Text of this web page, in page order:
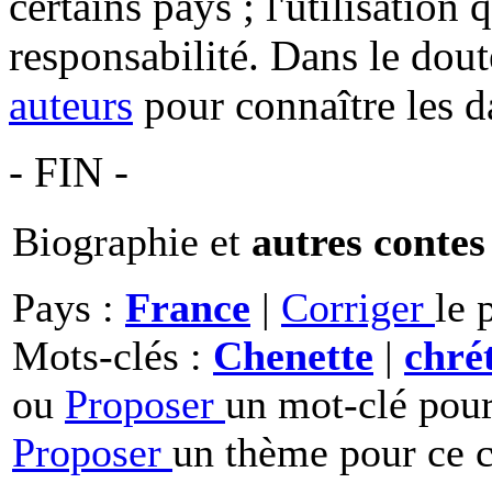
responsabilité. Dans le
auteurs pour connaître les
- FIN -
Biographie et autres contes
Pays : France | Corriger le
Mots-clés : Chenette |
ou Proposer un mot-clé
Proposer un thème pour ce